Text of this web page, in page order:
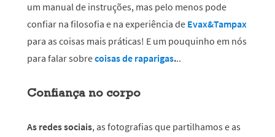
um manual de instruções, mas pelo menos pode
confiar na filosofia e na experiência de Evax&Tampax
para as coisas mais práticas! E um pouquinho em nós
para falar sobrecoisas de raparigas...
Confiança no corpo
As redes sociais, as fotografias que partilhamos e as